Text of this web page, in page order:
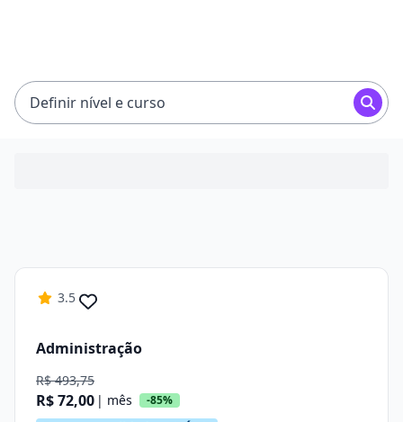
Definir nível e curso
3.5
Administração
R$ 493,75
R$ 72,00 | mês -85%